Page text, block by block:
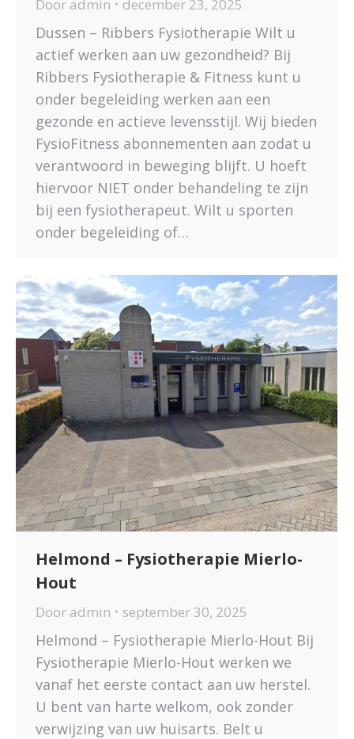
Door admin december 23, 2025
Dussen – Ribbers Fysiotherapie Wilt u
actief werken aan uw gezondheid? Bij
Ribbers Fysiotherapie & Fitness kunt u
onder begeleiding werken aan een
gezonde en actieve levensstijl. Wij bieden
FysioFitness abonnementen aan zodat u
verantwoord in beweging blijft. U hoeft
hiervoor NIET onder behandeling te zijn
bij een fysiotherapeut. Wilt u sporten
onder begeleiding of…
Helmond – Fysiotherapie Mierlo-
Hout
Door admin september 30, 2025
Helmond – Fysiotherapie Mierlo-Hout Bij
Fysiotherapie Mierlo-Hout werken we
vanaf het eerste contact aan uw herstel.
U bent van harte welkom, ook zonder
verwijzing van uw huisarts. Belt u